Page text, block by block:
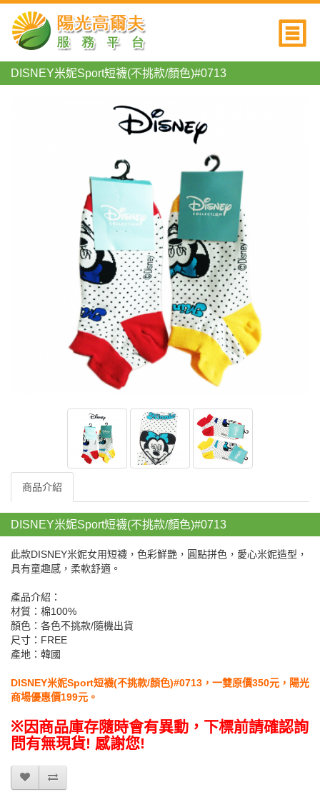
DISNEY米妮Sport短襪(不挑款/顏色)#0713
商品介紹
DISNEY米妮Sport短襪(不挑款/顏色)#0713
此款DISNEY米妮女用短襪，色彩鮮艷，圓點拼色，愛心米妮造型，
具有童趣感，柔軟舒適。
產品介紹：
材質：棉100%
顏色：各色不挑款/隨機出貨
尺寸：FREE
產地：韓國
DISNEY米妮Sport短襪(不挑款/顏色)#0713，一雙原價350元，陽光
商場優惠價199元。
※因商品庫存隨時會有異動，下標前請確認詢
問有無現貨! 感謝您!